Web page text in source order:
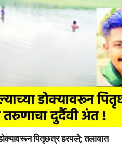
पितृछत्र हरपले; तलावात